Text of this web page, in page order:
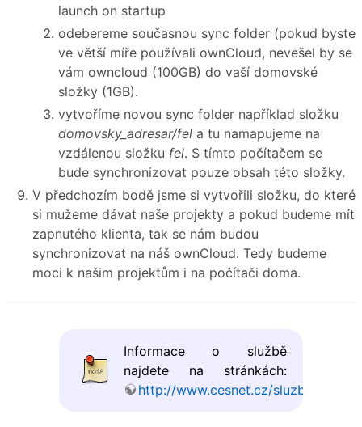
launch on startup
odebereme současnou sync folder (pokud byste
ve větší míře používali ownCloud, nevešel by se
vám owncloud (100GB) do vaší domovské
složky (1GB).
vytvoříme novou sync folder například složku
domovsky_adresar/fel a tu namapujeme na
vzdálenou složku fel. S tímto počítačem se
bude synchronizovat pouze obsah této složky.
V předchozím bodě jsme si vytvořili složku, do které
si mužeme dávat naše projekty a pokud budeme mít
zapnutého klienta, tak se nám budou
synchronizovat na náš ownCloud. Tedy budeme
moci k našim projektům i na počítači doma.
Informace o službě
najdete na stránkách:
http://www.cesnet.cz/sluzby/